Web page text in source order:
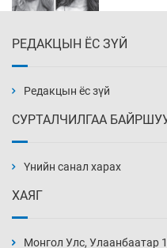
Уржигдар 14
нэмэгджээ
РЕДАКЦЫН ЁС ЗҮЙ
Редакцын ёс зүй
СУРТАЛЧИЛГАА
Үнийн санал харах
ХАЯГ
Монгол Улс, Улаанбаатар